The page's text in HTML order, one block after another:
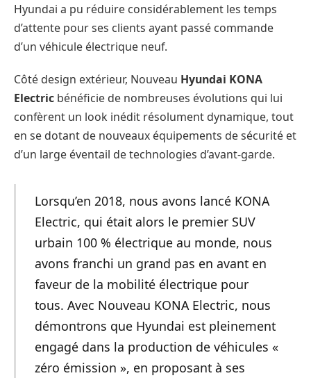
Hyundai a pu réduire considérablement les temps
d’attente pour ses clients ayant passé commande
d’un véhicule électrique neuf.
Côté design extérieur, Nouveau Hyundai KONA
Electric bénéficie de nombreuses évolutions qui lui
confèrent un look inédit résolument dynamique, tout
en se dotant de nouveaux équipements de sécurité et
d’un large éventail de technologies d’avant-garde.
Lorsqu’en 2018, nous avons lancé KONA
Electric, qui était alors le premier SUV
urbain 100 % électrique au monde, nous
avons franchi un grand pas en avant en
faveur de la mobilité électrique pour
tous. Avec Nouveau KONA Electric, nous
démontrons que Hyundai est pleinement
engagé dans la production de véhicules «
zéro émission », en proposant à ses